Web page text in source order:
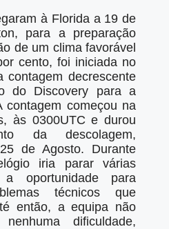
à Florida a 19 de
para a preparação
de um clima favorável
cento, foi iniciada no
decrescente
do Discovery para a
contagem começou na
às 0300UTC e durou
da descolagem,
de Agosto. Durante
iria parar várias
oportunidade para
técnicos que
então, a equipa não
dificuldade,